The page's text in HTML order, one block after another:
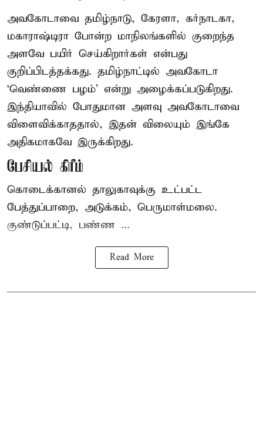
அவகோடாவை தமிழ்நாடு, கேரளா, கர்நாடகா,
மகாராஷ்டிரா போன்ற மாநிலங்களில் குறைந்த
அளவே பயிர் செய்கிறார்கள் என்பது
குறிப்பிடத்தக்கது. தமிழ்நாட்டில் அவகோடா
‘வெண்ணை பழம்’ என்று அழைக்கப்படுகிறது.
இந்தியாவில் போதுமான அளவு அவகோடாவை
விளைவிக்காததால், இதன் விலையும் இங்கே
அதிகமாகவே இருக்கிறது.
பேசியல் கிரீம்
கொடைக்கானல் தாலுகாவுக்கு உட்பட்ட
பேத்துப்பாறை, அடுக்கம், பெருமாள்மலை.
குண்டுப்பட்டி, பண்ண ...
Read More